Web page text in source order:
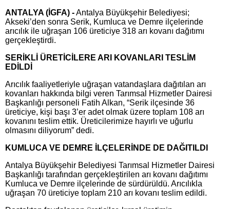
ANTALYA (İGFA) -Antalya Büyükşehir Belediyesi;
Akseki’den sonra Serik, Kumluca ve Demre ilçelerinde
arıcılık ile uğraşan 106 üreticiye 318 arı kovanı dağıtımı
gerçekleştirdi.
SERİKLİ ÜRETİCİLERE ARI KOVANLARI TESLİM
EDİLDİ
Arıcılık faaliyetleriyle uğraşan vatandaşlara dağıtılan arı
kovanları hakkında bilgi veren Tarımsal Hizmetler Dairesi
Başkanlığı personeli Fatih Alkan, “Serik ilçesinde 36
üreticiye, kişi başı 3’er adet olmak üzere toplam 108 arı
kovanını teslim ettik. Üreticilerimize hayırlı ve uğurlu
olmasını diliyorum” dedi.
KUMLUCA VE DEMRE İLÇELERİNDE DE DAĞITILDI
Antalya Büyükşehir Belediyesi Tarımsal Hizmetler Dairesi
Başkanlığı tarafından gerçekleştirilen arı kovanı dağıtımı
Kumluca ve Demre ilçelerinde de sürdürüldü. Arıcılıkla
uğraşan 70 üreticiye toplam 210 arı kovanı teslim edildi.